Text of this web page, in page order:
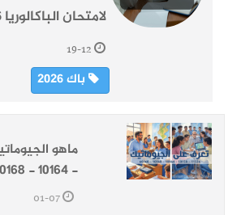
لامتحان الباكالوريا 2026 ؟
باك 2026
- 10164 - 10168 - 60168 ؟